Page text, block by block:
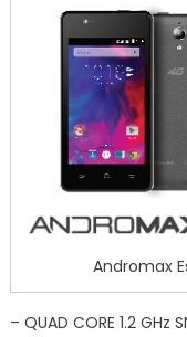
Andromax
– QUAD CORE 1.2 GHz